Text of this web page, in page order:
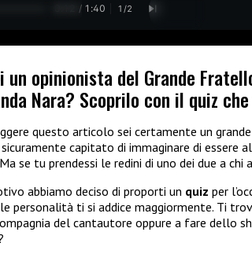
0:13 / 1:40 1 /2
un opinionista del Grande
Nara? Scoprilo con il quiz
questo articolo sei certamente un
capitato di immaginare di essere
se tu prendessi le redini di uno dei due a chi
abbiamo deciso di proporti un quiz per
personalità ti si addice maggiormente. Ti
del cantautore oppure a fare dello